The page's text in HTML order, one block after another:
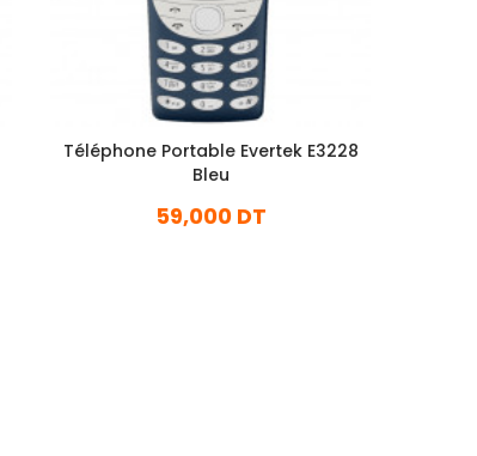
Téléphone Portable Evertek E3228
Bleu
59,000 DT